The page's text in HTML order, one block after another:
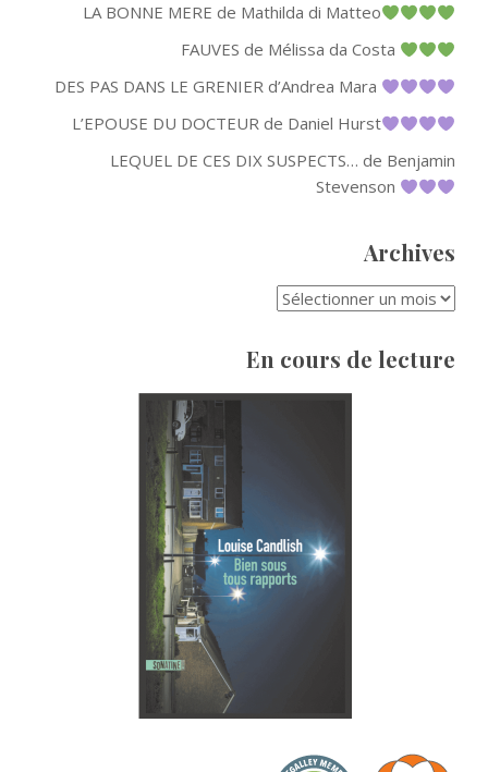
LA BONNE MERE de Mathilda di Matteo
FAUVES de Mélissa da Costa
DES PAS DANS LE GRENIER d’Andrea Mara
L’EPOUSE DU DOCTEUR de Daniel Hurst
LEQUEL DE CES DIX SUSPECTS… de Benjamin
Stevenson
Archives
En cours de lecture